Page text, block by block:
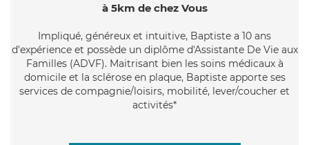
à 5km de chez Vous
Impliqué, généreux et intuitive, Baptiste a 10 ans
d'expérience et possède un diplôme d'Assistante De Vie aux
Familles (ADVF). Maitrisant bien les soins médicaux à
domicile et la sclérose en plaque, Baptiste apporte ses
services de compagnie/loisirs, mobilité, lever/coucher et
activités*